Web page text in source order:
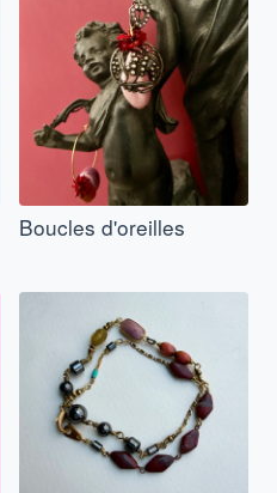
Boucles d'oreilles